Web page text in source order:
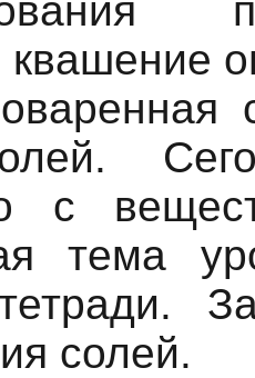
квашение
с
тема
солей.